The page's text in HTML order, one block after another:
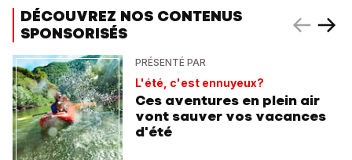
DÉCOUVREZ NOS CONTENUS
SPONSORISÉS
PRÉSENTÉ PAR
L'été, c'est ennuyeux?
Ces aventures en plein air
vont sauver vos vacances
d'été